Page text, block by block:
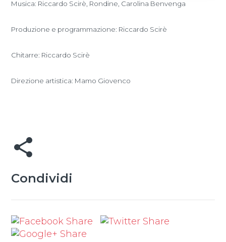
Musica: Riccardo Scirè, Rondine, Carolina Benvenga
Produzione e programmazione: Riccardo Scirè
Chitarre: Riccardo Scirè
Direzione artistica: Mamo Giovenco
share
Condividi